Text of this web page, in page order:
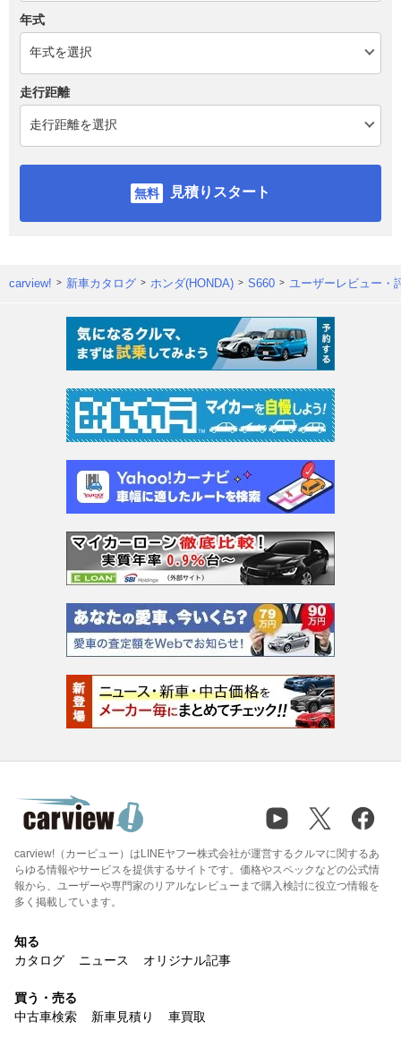
年式
走行距離
見積りスタート
carview! 新車カタログ ホンダ(HONDA) S660 ユーザーレビュー・
carview!（カービュー）はLINEヤフー株式会社が運営するクルマに関するあ
らゆる情報やサービスを提供するサイトです。価格やスペックなどの公式情
報から、ユーザーや専門家のリアルなレビューまで購入検討に役立つ情報を
多く掲載しています。
知る
カタログ
ニュース オリジナル記事
買う・売る
中古車検索
新車見積り 車買取